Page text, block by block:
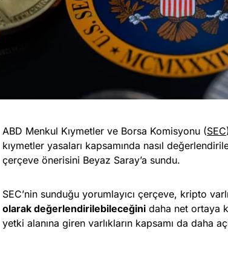
ABD Menkul Kıymetler ve Borsa Komisyonu (SEC
kıymetler yasaları kapsamında nasıl
çerçeve önerisini Beyaz Saray’a sundu.
SEC’nin sunduğu yorumlayıcı çerçeve, kripto
olarak değerlendirilebileceğini daha net ortaya
yetki alanına giren varlıkların kapsamı da daha